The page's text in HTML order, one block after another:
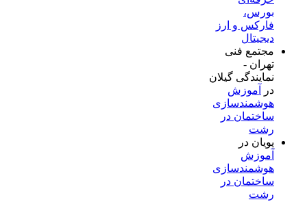
بورس،
فارکس و ارز
دیجیتال
مجتمع فنی
تهران -
نمایندگی گیلان
در
آموزش
هوشمندسازی
ساختمان در
رشت
پویان در
آموزش
هوشمندسازی
ساختمان در
رشت